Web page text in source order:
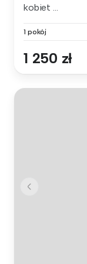
kobiet ...
1 pokój
1 250 zł